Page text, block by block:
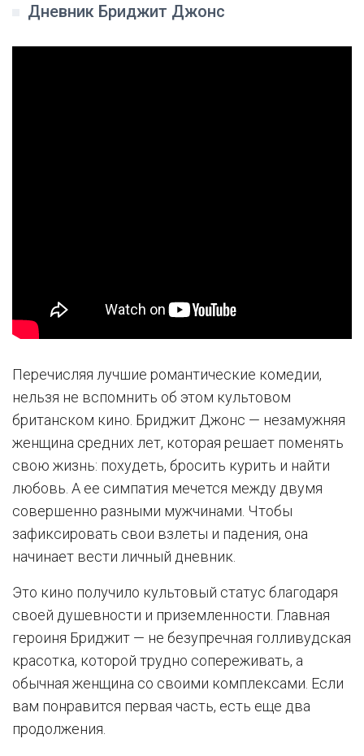
Дневник Бриджит Джонс
Перечисляя лучшие романтические комедии,
нельзя не вспомнить об этом культовом
британском кино. Бриджит Джонс — незамужняя
женщина средних лет, которая решает поменять
свою жизнь: похудеть, бросить курить и найти
любовь. А ее симпатия мечется между двумя
совершенно разными мужчинами. Чтобы
зафиксировать свои взлеты и падения, она
начинает вести личный дневник.
Это кино получило культовый статус благодаря
своей душевности и приземленности. Главная
героиня Бриджит — не безупречная голливудская
красотка, которой трудно сопереживать, а
обычная женщина со своими комплексами. Если
вам понравится первая часть, есть еще два
продолжения.